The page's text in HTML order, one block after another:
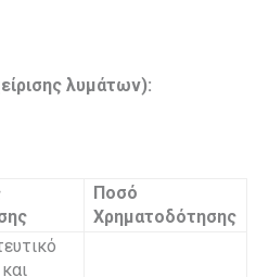
λυμάτων):
Ποσό
Χρηματοδότησης